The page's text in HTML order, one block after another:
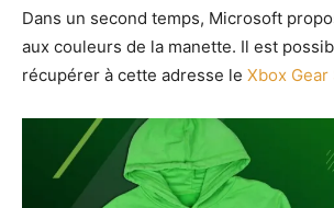
Dans un second temps, Microsoft
aux couleurs de la manette. Il est
récupérer à cette adresse le Xbox Gear